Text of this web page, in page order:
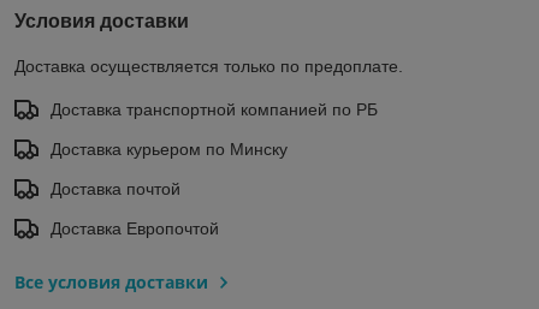
Условия доставки
Доставка осуществляется только по предоплате.
Доставка транспортной компанией по РБ
Доставка курьером по Минску
Доставка почтой
Доставка Европочтой
Все условия доставки